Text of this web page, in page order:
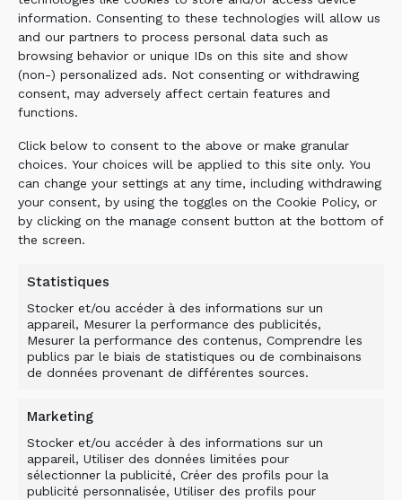
information. Consenting to these technologies will allow us
and our partners to process personal data such as
browsing behavior or unique IDs on this site and show
(non-) personalized ads. Not consenting or withdrawing
consent, may adversely affect certain features and
functions.
Click below to consent to the above or make granular
choices. Your choices will be applied to this site only. You
can change your settings at any time, including withdrawing
your consent, by using the toggles on the Cookie Policy, or
by clicking on the manage consent button at the bottom of
the screen.
Statistiques
Stocker et/ou accéder à des informations sur un
appareil, Mesurer la performance des publicités,
Mesurer la performance des contenus, Comprendre les
publics par le biais de statistiques ou de combinaisons
de données provenant de différentes sources.
Marketing
Stocker et/ou accéder à des informations sur un
appareil, Utiliser des données limitées pour
sélectionner la publicité, Créer des profils pour la
publicité personnalisée, Utiliser des profils pour
garantie. Les demandes de garantie peuvent
être envoyées à : warranty@allu.net
Si vous avez déposé un rapport et que vous
perdez votre mot de passe, veuillez soumettre
un nouveau rapport faisant référence à votre
de base.
FILE A REPORT
Processus de dénoncitation
Les signalements sont traités de manière
confidentielle. Toutes les données soumises via
le système sont cryptées et protégées par mot
de passe. Les métadonnées ne sont pas
retracées.
Le canal de dénonciation est assuré par un
prestataire externe, Juuriharja Consulting Group